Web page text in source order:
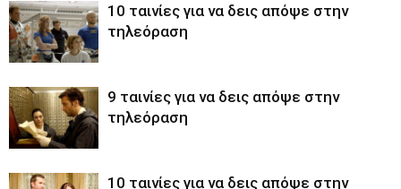
10 ταινίες για να δεις απόψε στην
τηλεόραση
9 ταινίες για να δεις απόψε στην
τηλεόραση
10 ταινίες για να δεις απόψε στην